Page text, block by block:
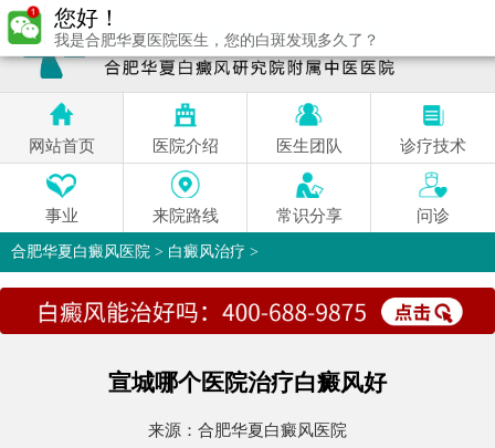
网站首页 医院介绍 医生团队 诊疗技术
事业 来院路线 常识分享 问诊
合肥华夏白癜风医院 > 白癜风治疗 >
宣城哪个医院治疗白癜风好
来源： 合肥华夏白癜风医院
您好！
我是合肥华夏医院医生，您的白斑发现多久了？